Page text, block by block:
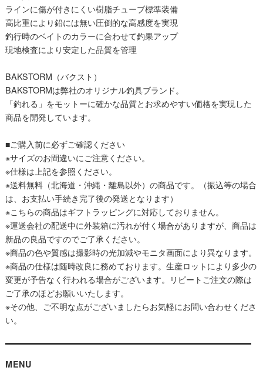
ラインに傷が付きにくい樹脂チューブ標準装備
高比重により鉛には無い圧倒的な高感度を実現
釣行時のベイトのカラーに合わせて釣果アップ
現地検査により安定した品質を管理
BAKSTORM（バクスト）
BAKSTORMは弊社のオリジナル釣具ブランド。
「釣れる」をモットーに確かな品質とお求めやすい価格を実現した
商品を開発しています。
■ご購入前に必ずご確認ください
※サイズのお間違いにご注意ください。
※仕様は上記を参照ください。
※送料無料（北海道・沖縄・離島以外）の商品です。（振込等の場合
は、お支払い手続き完了後の発送となります）
※こちらの商品はギフトラッピングに対応しておりません。
※運送会社の配送中に外装箱に汚れが付く場合がありますが、商品は
新品の良品ですのでご了承ください。
※商品の色や質感は撮影時の光加減やモニタ画面により異なります。
※商品の仕様は随時改良に務めております。生産ロットにより多少の
変更が予告なく行われる場合がございます。リピートご注文の際は
ご了承のほどお願いいたします。
※その他、ご不明な点がございましたらお気軽にお問い合わせくださ
い。
MENU